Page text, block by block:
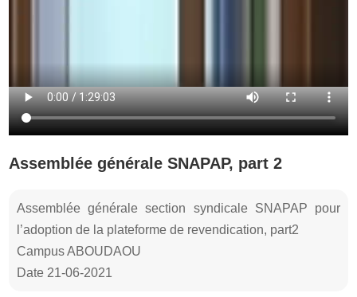
Assemblée générale SNAPAP, part 2
Assemblée générale section syndicale SNAPAP pour
l’adoption de la plateforme de revendication, part2
Campus ABOUDAOU
Date 21-06-2021